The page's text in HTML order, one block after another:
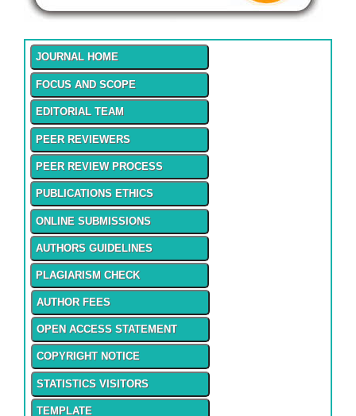
JOURNAL HOME
FOCUS AND SCOPE
EDITORIAL TEAM
PEER REVIEWERS
PEER REVIEW PROCESS
PUBLICATIONS ETHICS
ONLINE SUBMISSIONS
AUTHORS GUIDELINES
PLAGIARISM CHECK
AUTHOR FEES
OPEN ACCESS STATEMENT
COPYRIGHT NOTICE
STATISTICS VISITORS
TEMPLATE